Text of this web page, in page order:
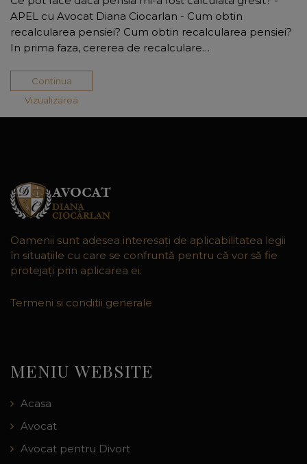
APEL cu Avocat Diana Ciocarlan - Cum obtin
recalcularea pensiei? Cum obtin recalcularea pensiei?
In prima faza, cererea de recalculare…
Continua
Vizualizarea
Oamenii sunt adesea interesaţi de aplicabilitatea legii
în situaţiile cu care se confruntă pentru că vor să fie
protejaţi prin aplicarea ei.
Termeni si conditii generale
MENIU WEBSITE
Acasa
Avocat
Avocat pentru Divort